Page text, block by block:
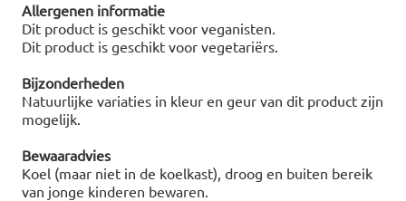
Allergenen informatie
Dit product is geschikt voor veganisten.
Dit product is geschikt voor vegetariërs.
Bijzonderheden
Natuurlijke variaties in kleur en geur van dit product zijn
mogelijk.
Bewaaradvies
Koel (maar niet in de koelkast), droog en buiten bereik
van jonge kinderen bewaren.